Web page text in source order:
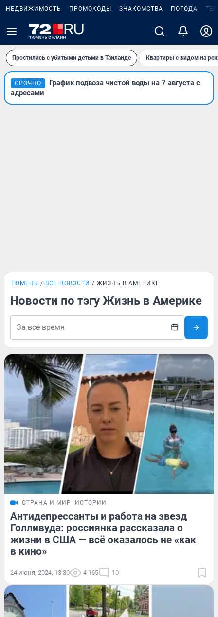
НЕДВИЖИМОСТЬ ПРОМОКОДЫ ЗНАКОМСТВА ПОГОДА
Простились с убитыми детьми в Таиланде Квартиры с видом на
СРОЧНО
График подвоза чистой воды на 7 августа с
адресами
ТЮМЕНЬ ВСЕ НОВОСТИ ЖИЗНЬ В АМЕРИКЕ
Новости по тэгу Жизнь в Америке
СТРАНА И МИР ИСТОРИИ
Антидепрессанты и работа на звезд
Голливуда: россиянка рассказала о
жизни в США — всё оказалось не «как
в кино»
24 июня, 2024, 13:30 4 165 10